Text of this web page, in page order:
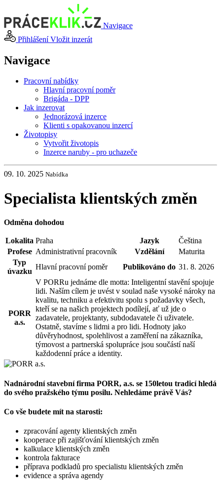
Navigace
PřihlášeníVložit inzerát
Navigace
Pracovní nabídky
Hlavní pracovní poměr
Brigáda - DPP
Jak inzerovat
Jednorázová inzerce
Klienti s opakovanou inzercí
Životopisy
Vytvořit životopis
Inzerce naruby - pro uchazeče
09. 10. 2025 Nabídka
Specialista klientských změn
Odměna dohodou
Lokalita Praha Jazyk
Čeština
Profese Administrativní pracovník Vzdělání
Maturita
Typ
úvazku
Hlavní pracovní poměr Publikováno do 31. 8. 2026
PORR
a.s.
V PORRu jednáme dle motta: Inteligentní stavění spojuje
lidi. Naším cílem je uvést v soulad naše vysoké nároky na
kvalitu, techniku a efektivitu spolu s požadavky všech,
kteří se na našich projektech podílejí, ať už jde o
zadavatele, projektanty, subdodavatele či uživatele.
Ostatně, stavíme s lidmi a pro lidi. Hodnoty jako
důvěryhodnost, spolehlivost a zaměření na zákazníka,
týmovost a partnerská spolupráce jsou součástí naší
každodenní práce a identity.
Nadnárodní stavební firma PORR, a.s. se 150letou tradicí hledá
do svého pražského týmu posilu. Nehledáme právě Vás?
Co vše budete mít na starosti:
zpracování agenty klientských změn
kooperace při zajišťování klientských změn
kalkulace klientských změn
kontrola fakturace
příprava podkladů pro specialistu klientských změn
evidence a správa agendy